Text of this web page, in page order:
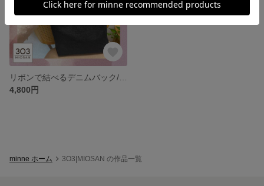
4,800円
minne ホーム 3O3|MIOSAN の作品一覧